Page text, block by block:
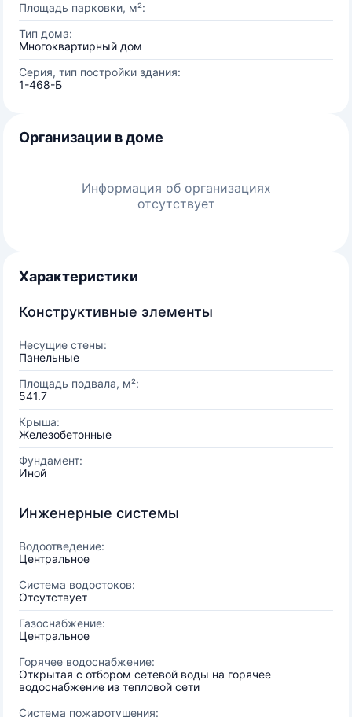
Площадь парковки, м²:
Тип дома:
Многоквартирный дом
Серия, тип постройки здания:
1-468-Б
Организации в доме
Информация об организациях
отсутствует
Характеристики
Конструктивные элементы
Несущие стены:
Панельные
Площадь подвала, м²:
541.7
Крыша:
Железобетонные
Фундамент:
Иной
Инженерные системы
Водоотведение:
Центральное
Система водостоков:
Отсутствует
Газоснабжение:
Центральное
Горячее водоснабжение:
Открытая с отбором сетевой воды на горячее
водоснабжение из тепловой сети
Система пожаротушения: